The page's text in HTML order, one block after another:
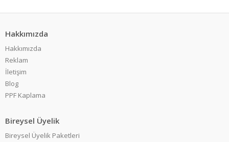
Hakkımızda
Hakkımızda
Reklam
İletişim
Blog
PPF Kaplama
Bireysel Üyelik
Bireysel Üyelik Paketleri